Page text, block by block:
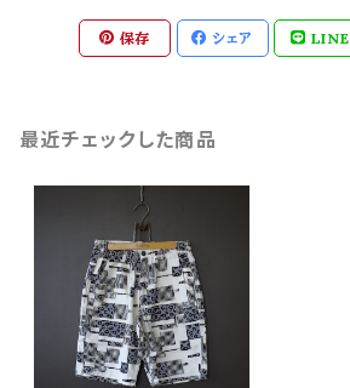
保存 シェア LINE
最近チェックした商品